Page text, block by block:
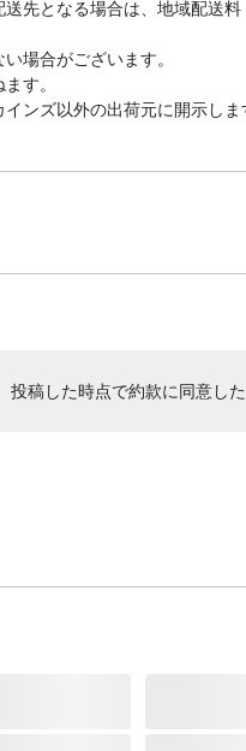
先となる場合は、地域配送
場合がございます。
す。
ンズ以外の出荷元に開示し
投稿した時点で約款に同意した